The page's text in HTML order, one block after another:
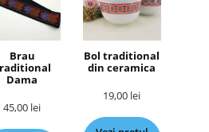
Brau
Dama
45,00 lei
Bol traditional
din ceramica
19,00 lei